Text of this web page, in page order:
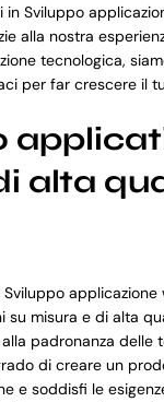
Sviluppo
alla nostra
tecnologica,
per far crescere il
alta
Sviluppo
su misura e di alta
padronanza delle
di creare un
e soddisfi le